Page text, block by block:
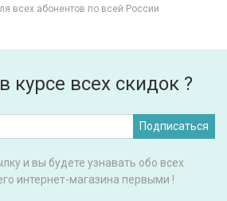
всех абонентов по всей России
курсе всех скидок ?
Подписаться
и вы будете узнавать обо всех
интернет-магазина первыми !